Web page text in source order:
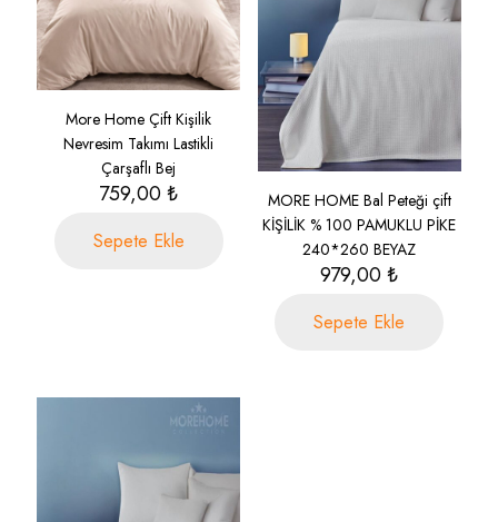
More Home Çift Kişilik
Nevresim Takımı Lastikli
Çarşaflı Bej
759,00₺
Sepete Ekle
MORE HOME Bal Peteği çift
KİŞİLİK % 100 PAMUKLU PİKE
240*260 BEYAZ
979,00₺
Sepete Ekle